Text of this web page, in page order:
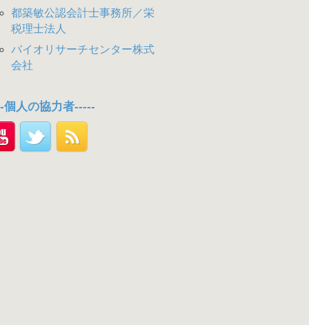
都築敏公認会計士事務所／栄
税理士法人
バイオリサーチセンター株式
会社
個人の協力者-----